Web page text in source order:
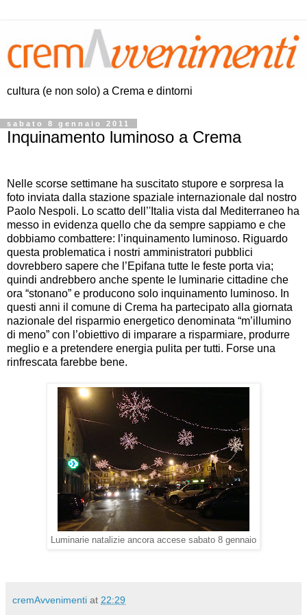
cultura (e non solo) a Crema e dintorni
sabato 8 gennaio 2011
Inquinamento luminoso a Crema
Nelle scorse settimane ha suscitato stupore e sorpresa la
foto inviata dalla stazione spaziale internazionale dal nostro
Paolo Nespoli. Lo scatto dell’'Italia vista dal Mediterraneo ha
messo in evidenza quello che da sempre sappiamo e che
dobbiamo combattere: l’inquinamento luminoso. Riguardo
questa problematica i nostri amministratori pubblici
dovrebbero sapere che l’Epifana tutte le feste porta via;
quindi andrebbero anche spente le luminarie cittadine che
ora “stonano” e producono solo inquinamento luminoso. In
questi anni il comune di Crema ha partecipato alla giornata
nazionale del risparmio energetico denominata “m’illumino
di meno” con l’obiettivo di imparare a risparmiare, produrre
meglio e a pretendere energia pulita per tutti. Forse una
rinfrescata farebbe bene.
Luminarie natalizie ancora accese sabato 8 gennaio
cremAvvenimenti at 22:29